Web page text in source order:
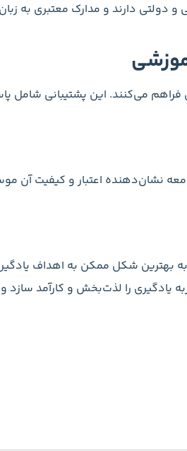
دارند و مدارک معتبری به
فراهم می‌کنند. این پشتیبانی شامل
نشان‌دهنده اعتبار و کیفیت آن
به بهترین شکل ممکن به اهداف
را لذت‌بخش و کارآمد سازد